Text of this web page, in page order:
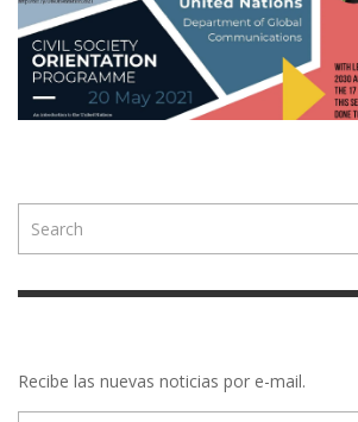
Recibe las nuevas noticias por e-mail.